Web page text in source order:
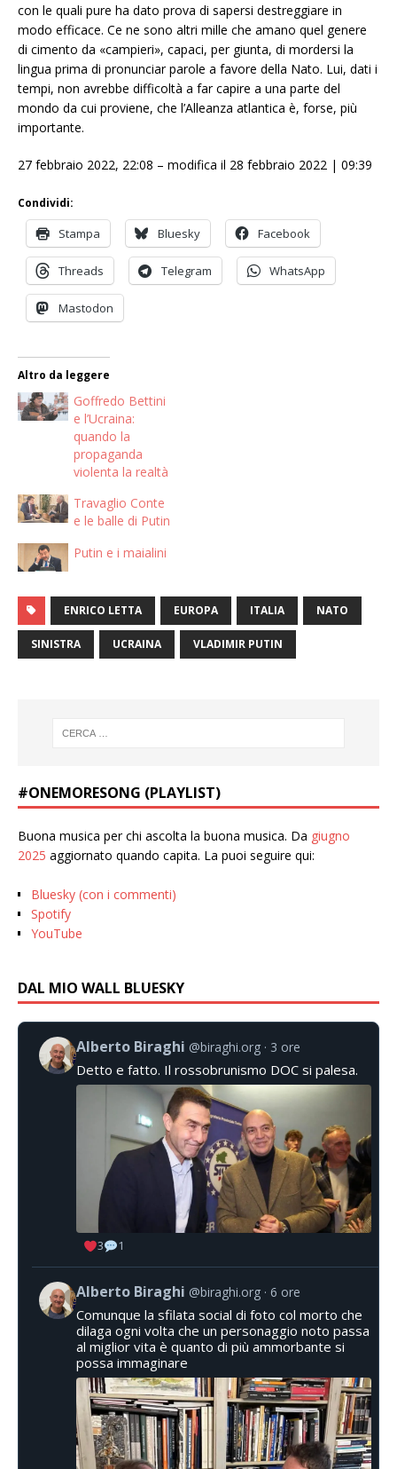
con le quali pure ha dato prova di sapersi destreggiare in
modo efficace. Ce ne sono altri mille che amano quel genere
di cimento da «campieri», capaci, per giunta, di mordersi la
lingua prima di pronunciar parole a favore della Nato. Lui, dati i
tempi, non avrebbe difficoltà a far capire a una parte del
mondo da cui proviene, che l’Alleanza atlantica è, forse, più
importante.
27 febbraio 2022, 22:08 – modifica il 28 febbraio 2022 | 09:39
Condividi:
Stampa Bluesky Facebook
Threads Telegram WhatsApp
Mastodon
Altro da leggere
Goffredo Bettini
e l’Ucraina:
quando la
propaganda
violenta la realtà
Travaglio Conte
e le balle di Putin
Putin e i maialini
ENRICO LETTA EUROPA ITALIA NATO
SINISTRA UCRAINA VLADIMIR PUTIN
#ONEMORESONG (PLAYLIST)
Buona musica per chi ascolta la buona musica. Da giugno
2025 aggiornato quando capita. La puoi seguire qui:
Bluesky (con i commenti)
Spotify
YouTube
DAL MIO WALL BLUESKY
Alberto Biraghi @biraghi.org 3 ore
Detto e fatto. Il rossobrunismo DOC si palesa.
3 1
Alberto Biraghi @biraghi.org 6 ore
Comunque la sfilata social di foto col morto che
dilaga ogni volta che un personaggio noto passa
al miglior vita è quanto di più ammorbante si
possa immaginare